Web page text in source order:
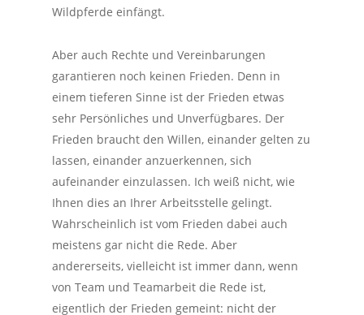
Wildpferde einfängt.
Aber auch Rechte und Vereinbarungen
garantieren noch keinen Frieden. Denn in
einem tieferen Sinne ist der Frieden etwas
sehr Persönliches und Unverfügbares. Der
Frieden braucht den Willen, einander gelten zu
lassen, einander anzuerkennen, sich
aufeinander einzulassen. Ich weiß nicht, wie
Ihnen dies an Ihrer Arbeitsstelle gelingt.
Wahrscheinlich ist vom Frieden dabei auch
meistens gar nicht die Rede. Aber
andererseits, vielleicht ist immer dann, wenn
von Team und Teamarbeit die Rede ist,
eigentlich der Frieden gemeint: nicht der